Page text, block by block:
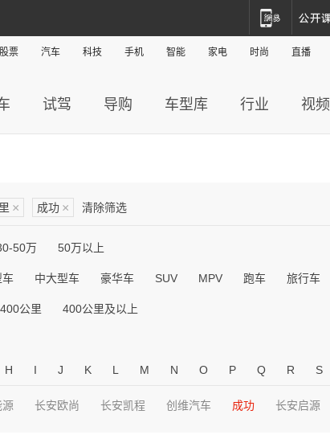
股票 汽车 科技 手机 智能 家电 时尚 直播
试驾 导购 车型库 行业 视频
× 成功 × 清除筛选
50万 50万以上
车 中大型车 豪华车 SUV MPV 跑车 旅行车
公里 400公里及以上
H I J K L M N O P Q R S
源 长安欧尚 长安凯程 创维汽车 成功 长安启源